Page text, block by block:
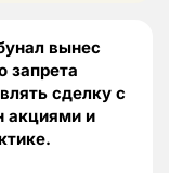
вынес
запрета
сделку с
акциями и